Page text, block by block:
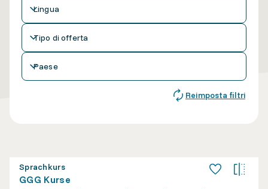
Lingua
Tipo di offerta
Paese
Reimposta filtri
Sprachkurs
GGG Kurse